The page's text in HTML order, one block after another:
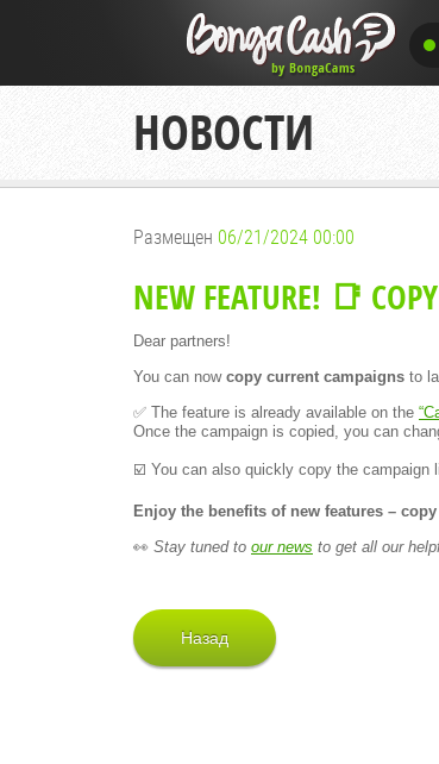
НОВОСТИ
Размещен 06/21/2024 00:00
NEW FEATURE! 📑
Dear partners!
You can now copy current campaigns to
✅ The feature is already available on the
Once the campaign is copied, you can
☑️ You can also quickly copy the campaign
Enjoy the benefits of new features –
👀 Stay tuned to our news to get all our
Назад